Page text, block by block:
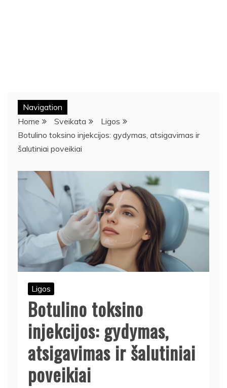
Navigation
Home
Sveikata
Ligos
Botulino toksino injekcijos: gydymas, atsigavimas ir
šalutiniai poveikiai
Ligos
Botulino toksino
injekcijos: gydymas,
atsigavimas ir šalutiniai
poveikiai